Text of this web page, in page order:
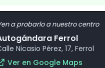
a probarlo a nuestro centro
Ferrol
Nicasio Pérez, 17, Ferrol
Ver en Google Maps